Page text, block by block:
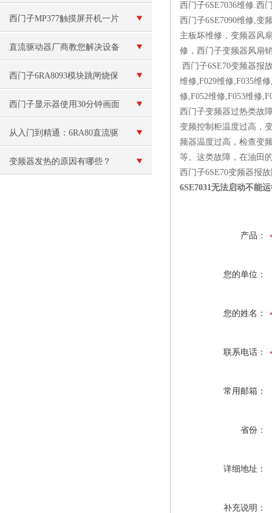
（变频器炸可控硅模块）维修
西门子MP377触摸屏开机一片
白维修
直流驱动器厂商教您解决设备
难题
西门子6RA8093模块跳闸烧保
险维修
西门子显示器使用30分钟画面
就卡死当天修好
从入门到精通：6RA80直流驱
动器的安装、调试与参数设置
变频器发热的原因有哪些？
西门子6SE7036维修.西
西门子6SE7090维修,变
主板坏维修，变频器风
修，西门子变频器风扇
西门子6SE70变频器报
维修,F029维修,F035维
修,F052维修,F053维修
西门子变频器过热类故
变频控制柜温度过高，
频器温度过高，检查变
等。这类故障，在油田
西门子6SE70变频器报
6SE7031无法启动不能
产品：
您的单位：
您的姓名：
联系电话：
常用邮箱：
省份：
详细地址：
补充说明：